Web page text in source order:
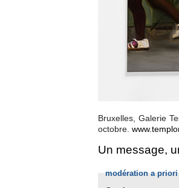
Bruxelles, Galerie
octobre.
Un message,
modération a priori